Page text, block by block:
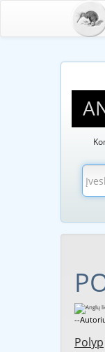
--
Polyp